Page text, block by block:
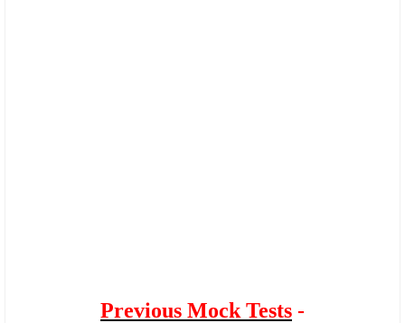
Previous Mock Tests -